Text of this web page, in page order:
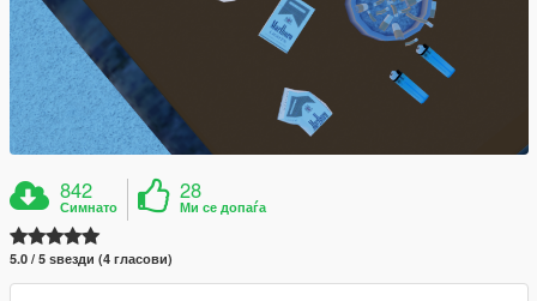
842
Симнато
28
Ми се допаѓа
5.0 / 5 ѕвезди (4 гласови)